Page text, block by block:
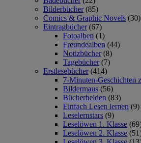
Bilderbücher (85)
Comics & Graphic Novels (30)
Eintragbücher (67)
Fotoalben (1)
Freundealben (44)
Notizbücher (8)
Tagebücher (7)
Erstlesebücher (414)
7-Minuten-Geschichten
Bildermaus (56)
Bücherhelden (83)
Einfach Lesen lernen (9)
Leselernstars (9)
Leselöwen 1. Klasse
Leselöwen 2. Klasse